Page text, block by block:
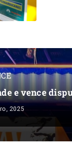
e vence
2025